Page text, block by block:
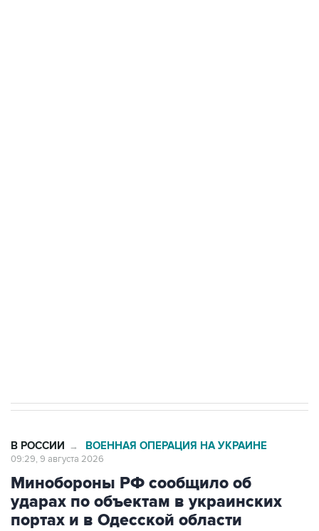
В РОССИИ → ВОЕННАЯ ОПЕРАЦИЯ НА УКРАИНЕ
09:29, 9 августа 2026
Минобороны РФ сообщило об
ударах по объектам в украинских
портах и в Одесской области